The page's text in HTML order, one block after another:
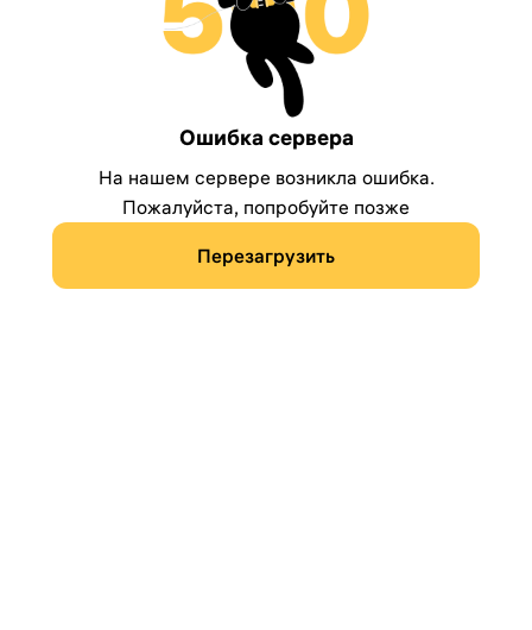
Ошибка сервера
На нашем сервере возникла ошибка.
Пожалуйста, попробуйте позже
Перезагрузить